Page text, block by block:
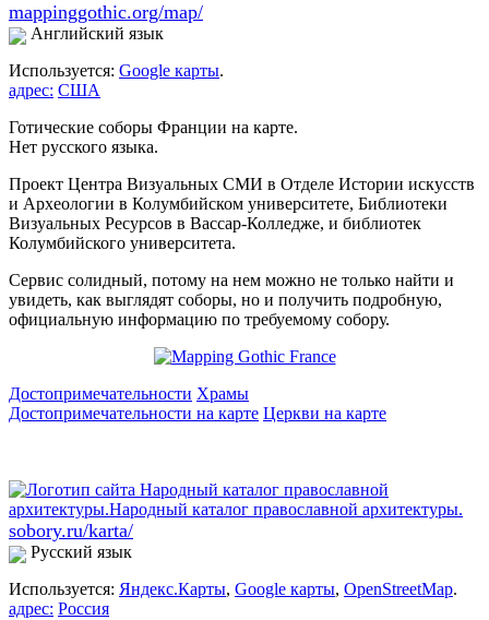
mappinggothic.org/map/
Английский язык
Используется: Google карты.
адрес: США
Готические соборы Франции на карте.
Нет русского языка.
Проект Центра Визуальных СМИ в Отделе Истории искусств
и Археологии в Колумбийском университете, Библиотеки
Визуальных Ресурсов в Вассар-Колледже, и библиотек
Колумбийского университета.
Сервис солидный, потому на нем можно не только найти и
увидеть, как выглядят соборы, но и получить подробную,
официальную информацию по требуемому собору.
Достопримечательности Храмы
Достопримечательности на карте Церкви на карте
sobory.ru/karta/
Русский язык
Используется: Яндекс.Карты, Google карты, OpenStreetMap.
адрес: Россия